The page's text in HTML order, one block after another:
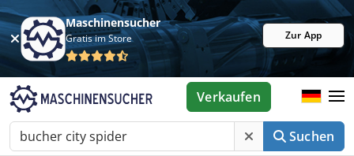
Maschinensucher
Gratis im Store Zur App
Suchen
Verkaufen